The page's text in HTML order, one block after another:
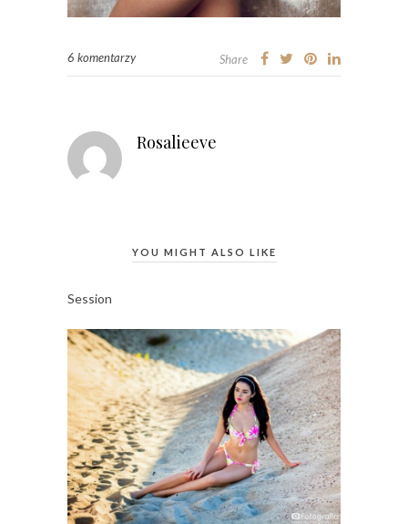
6 komentarzy Share
Rosalieeve
YOU MIGHT ALSO LIKE
Session